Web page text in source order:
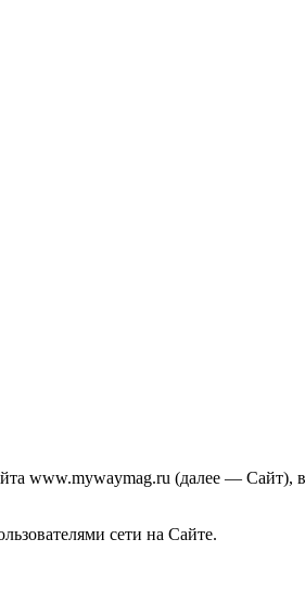
www.mywaymag.ru (далее — Сайт),
сети на Сайте.